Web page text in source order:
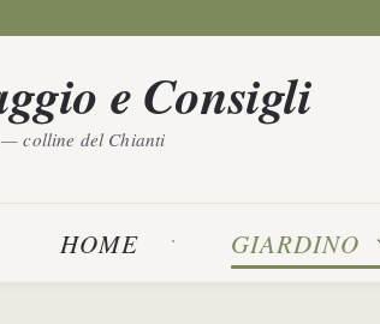
e Consigli
colline del Chianti
HOME GIARDINO